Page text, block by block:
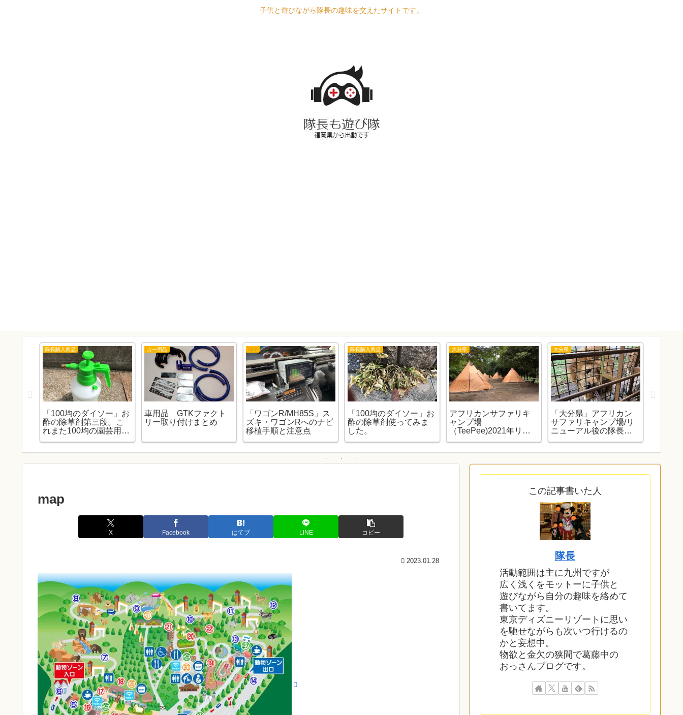
子供と遊びながら隊長の趣味を交えたサイトです。
隊長購入商品
「100均のダイソー」お
酢の除草剤第三段。こ
れまた100均の園芸用噴
カー用品
車用品 GTKファクト
リー取り付けまとめ
DIY
「ワゴンR/MH85S」ス
ズキ・ワゴンRへのナビ
移植手順と注意点
隊長購入商品
「100均のダイソー」お
酢の除草剤使ってみま
した。
大分県
アフリカンサファリキ
ャンプ場
（TeePee)2021年リニ
大分県
「大分県」アフリカン
サファリキャンプ場/リ
ニューアル後の隊長再
map
X Facebook はてブ LINE コピー
2023.01.28
この記事書いた人
隊長
活動範囲は主に九州ですが
広く浅くをモットーに子供と
遊びながら自分の趣味を絡めて
書いてます。
東京ディズニーリゾートに思い
を馳せながらも次いつ行けるの
かと妄想中。
物欲と金欠の狭間で葛藤中の
おっさんブログです。